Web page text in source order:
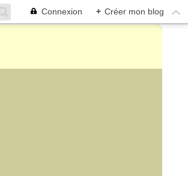
Connexion + Créer mon blog